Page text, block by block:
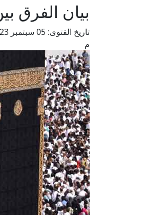
بيان الفرق
تاريخ الفتوى:
05
م